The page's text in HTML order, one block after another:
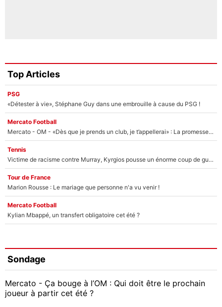
Top Articles
PSG
«Détester à vie», Stéphane Guy dans une embrouille à cause du PSG !
Mercato Football
Mercato - OM - «Dès que je prends un club, je t’appellerai» : La promesse de Marcelino au moment de claquer la porte
Tennis
Victime de racisme contre Murray, Kyrgios pousse un énorme coup de gueule !
Tour de France
Marion Rousse : Le mariage que personne n'a vu venir !
Mercato Football
Kylian Mbappé, un transfert obligatoire cet été ?
Sondage
Mercato - Ça bouge à l’OM : Qui doit être le prochain
joueur à partir cet été ?